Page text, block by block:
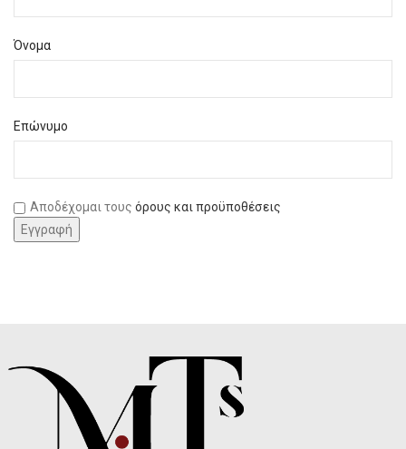
Όνομα
Επώνυμο
Αποδέχομαι τους όρους και προϋποθέσεις